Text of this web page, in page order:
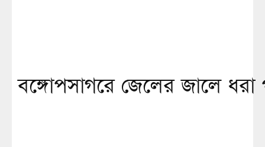
বঙ্গোপসাগরে জেলের জালে